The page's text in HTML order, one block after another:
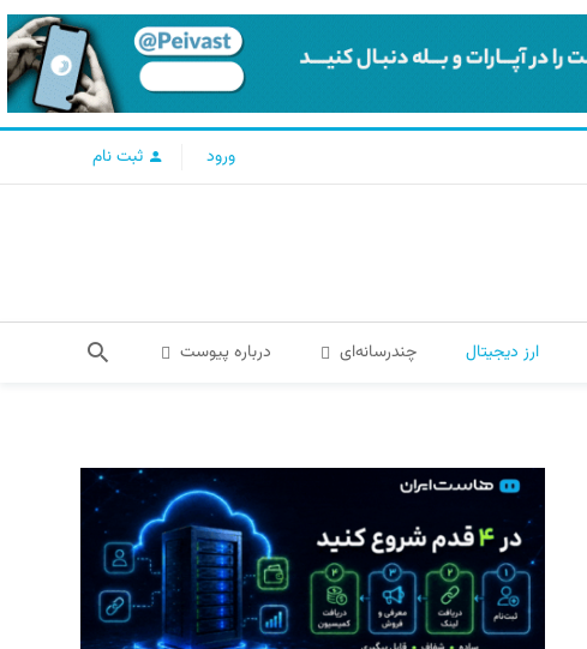
ورود ثبت نام
ارز دیجیتال چندرسانه‌ای درباره پیوست